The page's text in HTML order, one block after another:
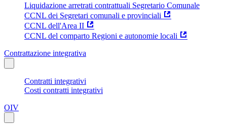
Liquidazione arretrati contrattuali Segretario Comunale
CCNL dei Segretari comunali e provinciali
CCNL dell'Area II
CCNL del comparto Regioni e autonomie locali
Contrattazione integrativa
Contratti integrativi
Costi contratti integrativi
OIV